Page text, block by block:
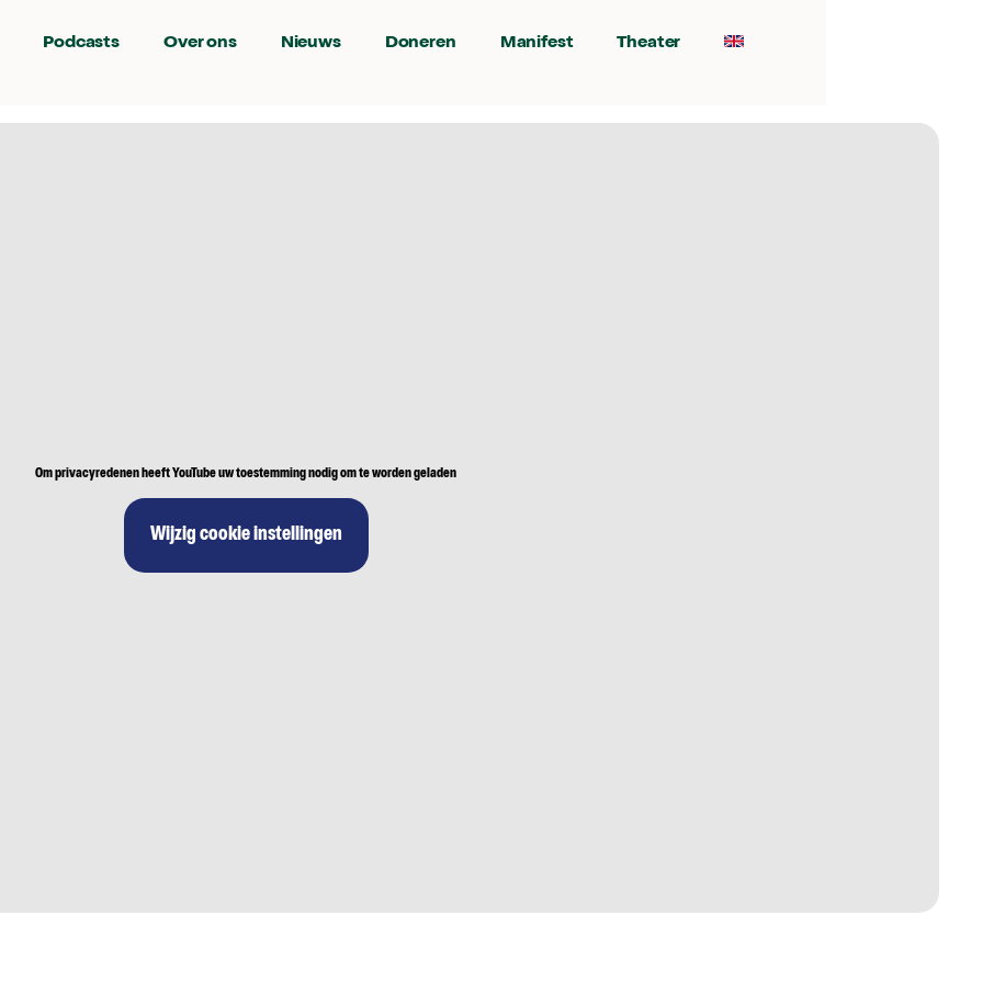
Podcasts Over ons Nieuws Doneren Manifest Theater
Om privacyredenen heeft YouTube uw toestemming nodig om te worden geladen
Wijzig cookie instellingen